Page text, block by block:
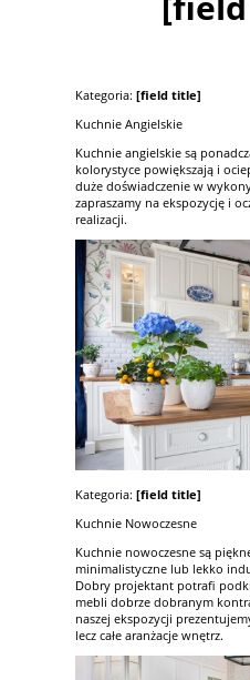
Kategoria: [field title]
Kuchnie Angielskie
Kuchnie angielskie są
kolorystyce powiększają i
duże doświadczenie w
zapraszamy na ekspozycję i
realizacji.
Kategoria: [field title]
Kuchnie Nowoczesne
Kuchnie nowoczesne są
minimalistyczne lub lekko
Dobry projektant potrafi
mebli dobrze dobranym
naszej ekspozycji
lecz całe aranżacje wnętrz.